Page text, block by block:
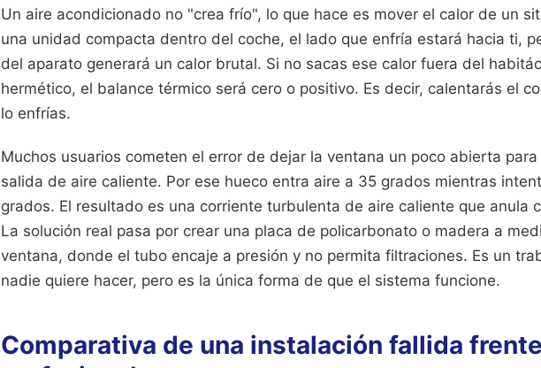
Un aire acondicionado no "crea frío", lo que hace es mover el calor de un
una unidad compacta dentro del coche, el lado que enfría estará hacia ti,
del aparato generará un calor brutal. Si no sacas ese calor fuera del
hermético, el balance térmico será cero o positivo. Es decir, calentarás el
lo enfrías.
Muchos usuarios cometen el error de dejar la ventana un poco abierta
salida de aire caliente. Por ese hueco entra aire a 35 grados mientras
grados. El resultado es una corriente turbulenta de aire caliente que anula
La solución real pasa por crear una placa de policarbonato o madera a
ventana, donde el tubo encaje a presión y no permita filtraciones. Es un
nadie quiere hacer, pero es la única forma de que el sistema funcione.
Comparativa de una instalación fallida